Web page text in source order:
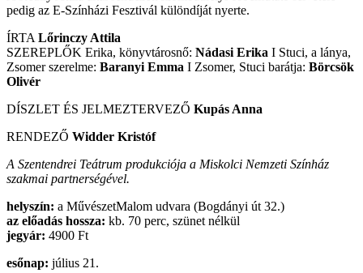
pedig az E-Színházi Fesztivál különdíját nyerte.
ÍRTA Lőrinczy Attila
SZEREPLŐK Erika, könyvtárosnő: Nádasi Erika I Stuci, a lánya,
Zsomer szerelme: Baranyi Emma I Zsomer, Stuci barátja: Börcsök
Olivér
DÍSZLET ÉS JELMEZTERVEZŐ Kupás Anna
RENDEZŐ Widder Kristóf
A Szentendrei Teátrum produkciója a Miskolci Nemzeti Színház
szakmai partnerségével.
helyszín: a MűvészetMalom udvara (Bogdányi út 32.)
az előadás hossza: kb. 70 perc, szünet nélkül
jegyár: 4900 Ft
esőnap: július 21.